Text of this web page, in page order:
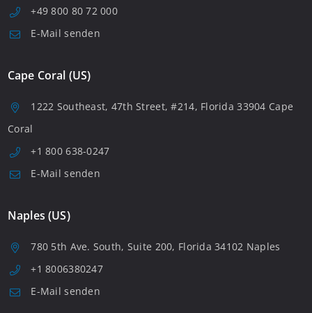
+49 800 80 72 000
E-Mail senden
Cape Coral (US)
1222 Southeast, 47th Street, #214, Florida 33904 Cape
Coral
+1 800 638-0247
E-Mail senden
Naples (US)
780 5th Ave. South, Suite 200, Florida 34102 Naples
+1 8006380247
E-Mail senden